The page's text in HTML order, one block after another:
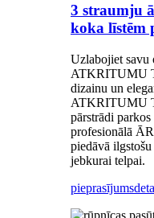
3 straumju
koka līstēm
Uzlabojiet savu
ATKRITUMU
dizainu un
ATKRITUMU
pārstrādi
profesionālā
piedāvā
jebkurai telpai.
pieprasījums